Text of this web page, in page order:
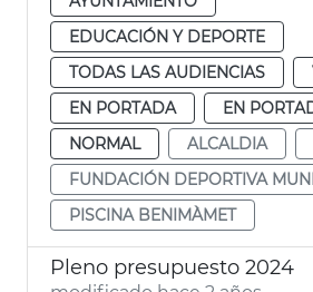
EDUCACIÓN Y DEPORTE
TODAS LAS AUDIENCIAS
EN PORTADA
EN
NORMAL
ALCALDIA
FUNDACIÓN DEPORTIVA
PISCINA BENIMÀMET
Pleno presupuesto 2024